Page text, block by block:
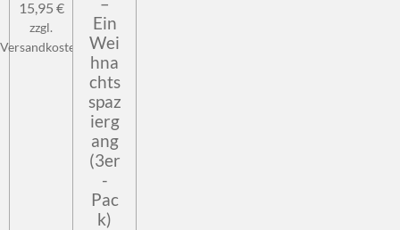
15,95 €
zzgl.
Versandkosten
Ein
Wei
hna
chts
spaz
ierg
ang
(3er
-
Pac
k)